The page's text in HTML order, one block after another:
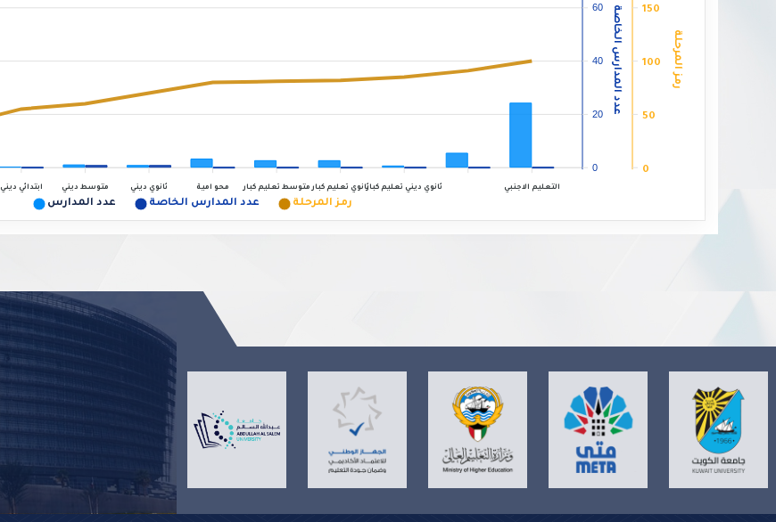
ابتدائي ديني متوسط ديني ثانوي ديني محو امية متوسط تعليم كبار ثانوي تعليم كبارثانوي ديني تعليم كبار التعليم الاجنبي
60
40
20
0
عدد المدارس الخاصة 150
100
50
0
رمز المرحلة
عدد المدارس عدد المدارس الخاصة رمز المرحلة